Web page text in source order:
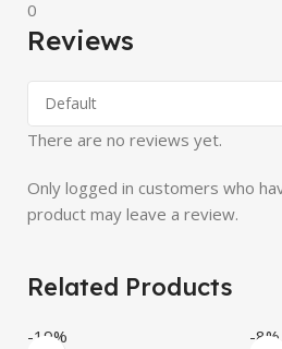
0
Reviews
There are no reviews yet.
Only logged in customers who
product may leave a review.
Related Products
-19% -8%